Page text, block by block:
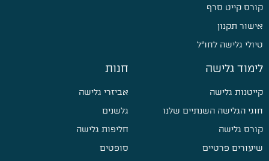
קורס קייט סרף
אישור תקנון
טיולי גלישה לחו״ל
לימוד גלישה
קייטנות גלישה
חוגי הגלישה השנתיים שלנו
קורס גלישה
שיעורים פרטיים
חנות
אביזרי גלישה
גלשנים
חליפות גלישה
סופטים